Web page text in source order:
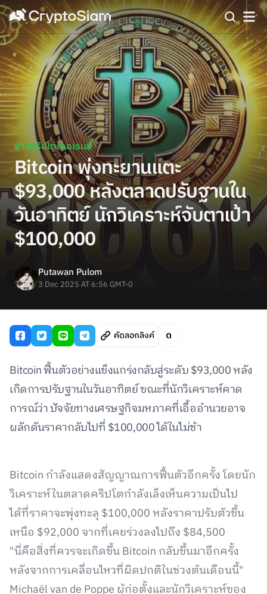
ข่าวคริปโตเคอเรนซี่
Bitcoin พุ่งทะยานแตะ
$93,000 หลังตลาดปรับฐานใน
วันอาทิตย์ นักวิเคราะห์จับตาเป้า
$100,000
Putawan Pulom
3 Dec 2025 AT 6:56 GMT-0
คัดลอกลิงค์
Bitcoin ฟื้นตัวอย่างแข็งแกร่งกลับสู่ระดับ $93,000 หลัง
เกิดการปรับฐานในวันอาทิตย์ ขณะที่นักวิเคราะห์คาด
การณ์ว่า ปัจจัยทางเศรษฐกิจมหภาคที่เอื้ออำนวยอาจ
ผลักดันราคากลับไปที่ $100,000 ได้ในไม่ช้า
Bitcoin กำลังแสดงสัญญาณการฟื้นตัวอีกครั้ง โดยนัก
วิเคราะห์ในตลาดคริปโตกำลังเล็งเห็นความเป็นไป
ได้ที่ราคาจะพุ่งทะลุ $100,000 หลังราคาปรับตัวขึ้น
เหนือ $92,000 จากที่เคยร่วงลงไปถึง $84,500
"นี่คือสิ่งที่ควรจะเกิดขึ้น Bitcoin กลับขึ้นมาอีกครั้ง
หลังจากการเคลื่อนไหวที่ผิดปกติในช่วงต้นเดือนนี้"
Michaël van de Poppe ผู้ก่อตั้งและนักวิเคราะห์ของ